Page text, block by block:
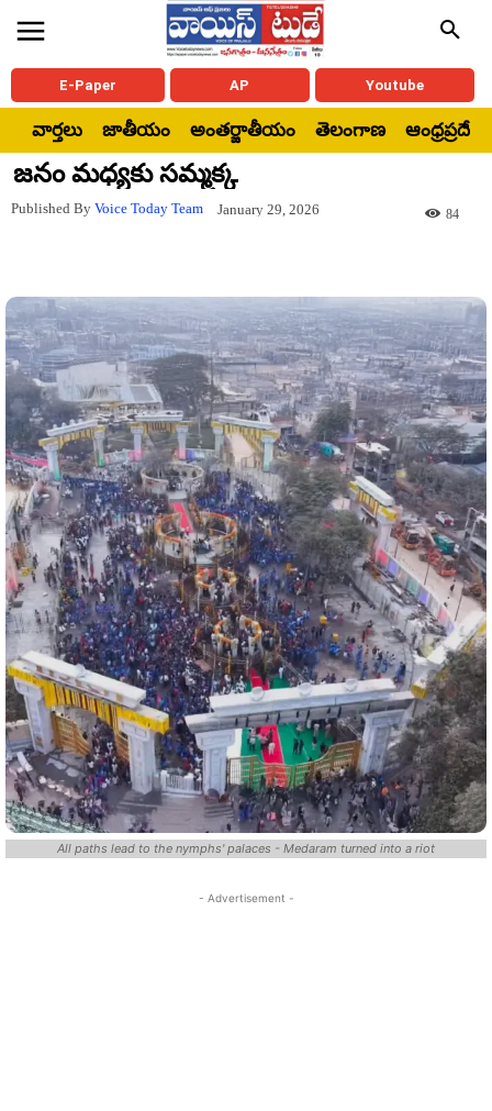
E-Paper AP Youtube
వార్తలు జాతీయం అంతర్జాతీయం తెలంగాణ ఆంధ్రప్రదేశ్
జనం మధ్యకు సమ్మక్క
Published By Voice Today Team January 29, 2026 84
All paths lead to the nymphs' palaces - Medaram turned into a riot
- Advertisement -